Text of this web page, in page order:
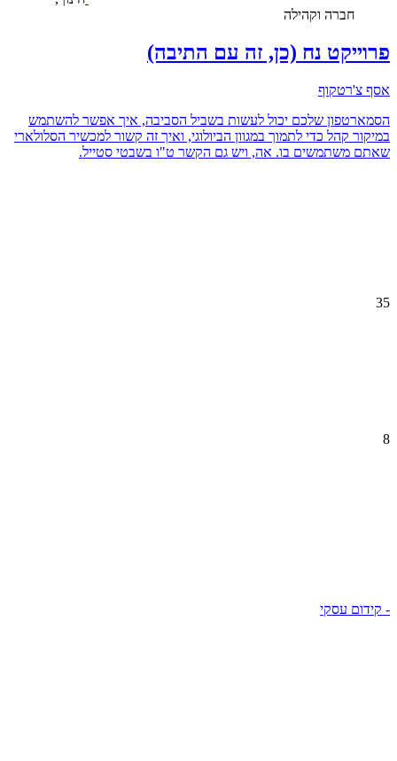
חברה וקהילה
פרוייקט נח (כן, זה עם התיבה)
אסף צ'רטקוף
הסמארטפון שלכם יכול לעשות בשביל הסביבה, איך אפשר להשתמש
במיקור קהל כדי לתמוך במגוון הביולוגי, ואיך זה קשור למכשיר הסלולארי
שאתם משתמשים בו. אה, ויש גם הקשר ט"ו בשבטי סטייל.
35
8
- קידום עסקי